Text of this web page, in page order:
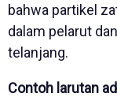
bahwa partikel
dalam pelarut
telanjang.
Contoh larutan